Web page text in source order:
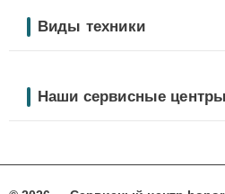
Виды техники
Наши сервисные центры